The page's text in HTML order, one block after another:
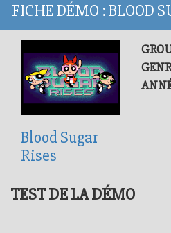
FICHE DÉMO : BLOOD
Blood Sugar
Rises
TEST DE LA DÉMO